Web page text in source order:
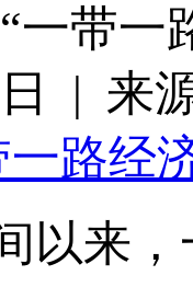
一带一
日 | 来
一路经
以来